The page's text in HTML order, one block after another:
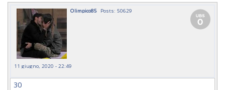
Olimpico85 Posts: 50629
11 giugno, 2020 - 22:49
30